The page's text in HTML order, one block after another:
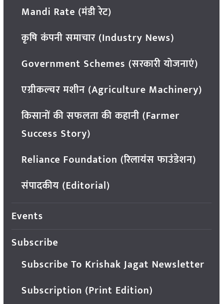
Mandi Rate (मंडी रेट)
कृषि कंपनी समाचार (Industry News)
Government Schemes (सरकारी योजनाएं)
एग्रीकल्चर मशीन (Agriculture Machinery)
किसानों की सफलता की कहानी (Farmer
Success Story)
Reliance Foundation (रिलायंस फाउंडेशन)
संपादकीय (Editorial)
Events
Subscribe
Subscribe To Krishak Jagat Newsletter
Subscription (Print Edition)